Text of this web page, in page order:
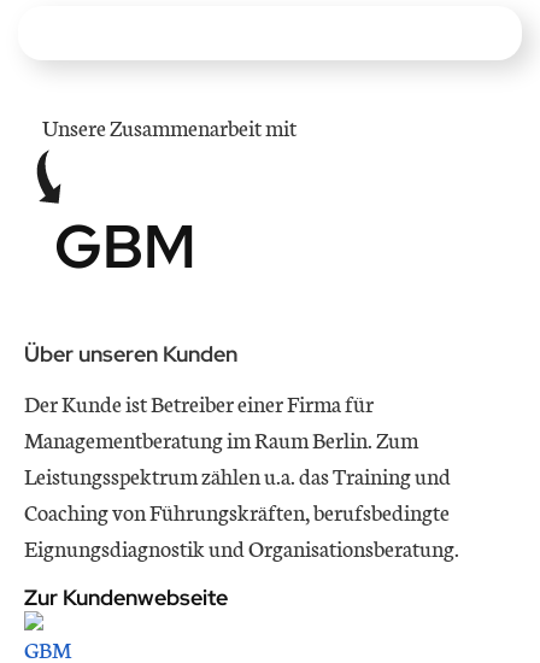
Unsere Zusammenarbeit mit
GBM
Über unseren Kunden
Der Kunde ist Betreiber einer Firma für
Managementberatung im Raum Berlin. Zum
Leistungsspektrum zählen u.a. das Training und
Coaching von Führungskräften, berufsbedingte
Eignungsdiagnostik und Organisationsberatung.
Zur Kundenwebseite